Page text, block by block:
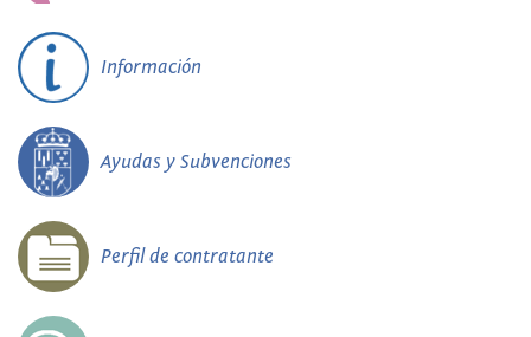
Información
Ayudas y Subvenciones
Perfil de contratante